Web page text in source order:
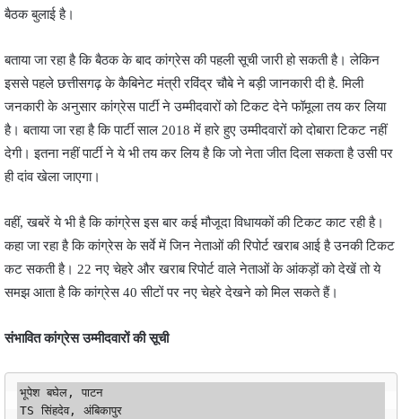
बैठक बुलाई है।
बताया जा रहा है कि बैठक के बाद कांग्रेस की पहली सूची जारी हो सकती है। लेकिन
इससे पहले छत्तीसगढ़ के कैबिनेट मंत्री रविंद्र चौबे ने बड़ी जानकारी दी है. मिली
जनकारी के अनुसार कांग्रेस पार्टी ने उम्मीदवारों को टिकट देने फॉमूला तय कर लिया
है। बताया जा रहा है कि पार्टी साल 2018 में हारे हुए उम्मीदवारों को दोबारा टिकट नहीं
देगी। इतना नहीं पार्टी ने ये भी तय कर लिय है कि जो नेता जीत दिला सकता है उसी पर
ही दांव खेला जाएगा।
वहीं, खबरें ये भी है कि कांग्रेस इस बार कई मौजूदा विधायकों की टिकट काट रही है।
कहा जा रहा है कि कांग्रेस के सर्वे में जिन नेताओं की रिपोर्ट खराब आई है उनकी टिकट
कट सकती है। 22 नए चेहरे और खराब रिपोर्ट वाले नेताओं के आंकड़ों को देखें तो ये
समझ आता है कि कांग्रेस 40 सीटों पर नए चेहरे देखने को मिल सकते हैं।
संभावित कांग्रेस उम्मीदवारों की सूची
भूपेश बघेल, पाटन
TS सिंहदेव, अंबिकापुर